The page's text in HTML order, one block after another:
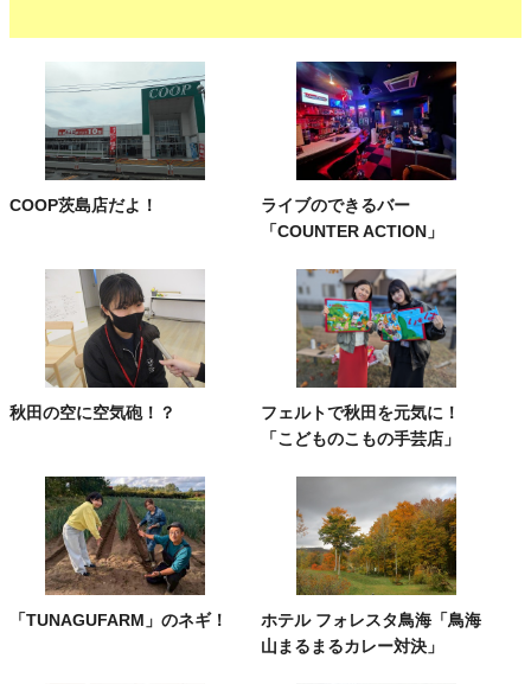
COOP茨島店だよ！
ライブのできるバー
「COUNTER ACTION」
秋田の空に空気砲！？
フェルトで秋田を元気に！
「こどものこもの手芸店」
「TUNAGUFARM」のネギ！
ホテル フォレスタ鳥海「鳥海
山まるまるカレー対決」